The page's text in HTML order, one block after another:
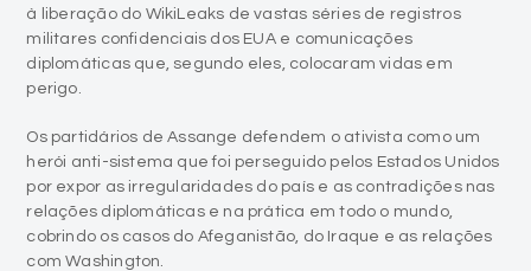
à liberação do WikiLeaks de vastas séries de registros
militares confidenciais dos EUA e comunicações
diplomáticas que, segundo eles, colocaram vidas em
perigo.
Os partidários de Assange defendem o ativista como um
herói anti-sistema que foi perseguido pelos Estados Unidos
por expor as irregularidades do país e as contradições nas
relações diplomáticas e na prática em todo o mundo,
cobrindo os casos do Afeganistão, do Iraque e as relações
com Washington.